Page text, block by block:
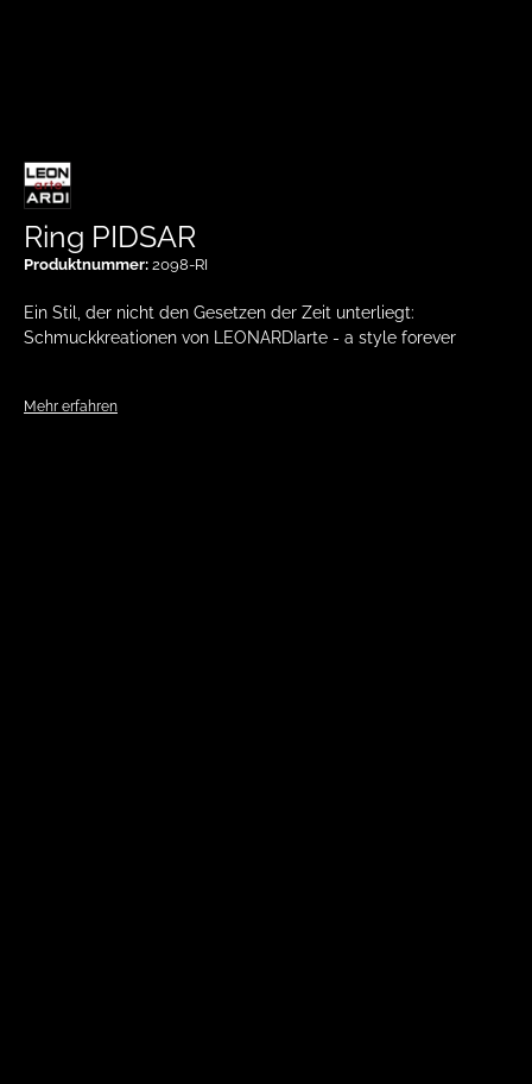
Ein Stil, der nicht den Gesetzen der Zeit unterliegt:
Schmuckkreationen von LEONARDIarte - a style forever
Mehr erfahren
Ring PIDSAR
Produktnummer: 2098-RI